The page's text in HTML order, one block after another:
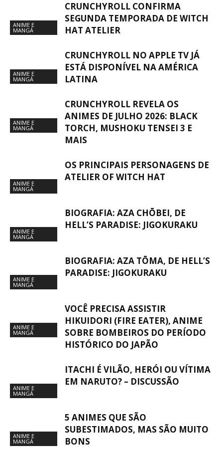
ANIME E
MANGÁ
CRUNCHYROLL CONFIRMA
SEGUNDA TEMPORADA DE WITCH
HAT ATELIER
ANIME E
MANGÁ
CRUNCHYROLL NO APPLE TV JÁ
ESTÁ DISPONÍVEL NA AMÉRICA
LATINA
ANIME E
MANGÁ
CRUNCHYROLL REVELA OS
ANIMES DE JULHO 2026: BLACK
TORCH, MUSHOKU TENSEI 3 E
MAIS
ANIME E
MANGÁ
OS PRINCIPAIS PERSONAGENS DE
ATELIER OF WITCH HAT
ANIME E
MANGÁ
BIOGRAFIA: AZA CHŌBEI, DE
HELL’S PARADISE: JIGOKURAKU
ANIME E
MANGÁ
BIOGRAFIA: AZA TŌMA, DE HELL’S
PARADISE: JIGOKURAKU
ANIME E
MANGÁ
VOCÊ PRECISA ASSISTIR
HIKUIDORI (FIRE EATER), ANIME
SOBRE BOMBEIROS DO PERÍODO
HISTÓRICO DO JAPÃO
ANIME E
MANGÁ
ITACHI É VILÃO, HERÓI OU VÍTIMA
EM NARUTO? – DISCUSSÃO
ANIME E
MANGÁ
5 ANIMES QUE SÃO
SUBESTIMADOS, MAS SÃO MUITO
BONS